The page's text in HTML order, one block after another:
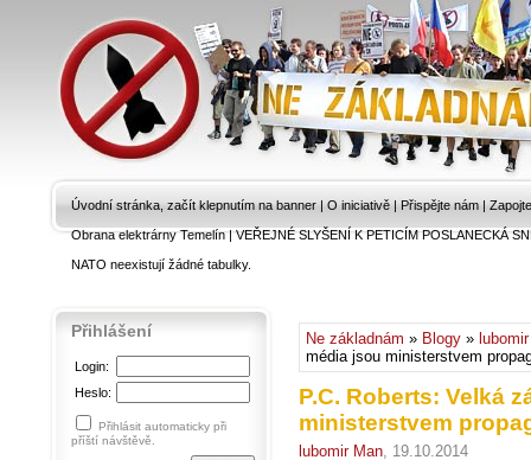
Úvodní stránka, začít klepnutím na banner | O iniciativě | Přispějte nám |
Obrana elektrárny Temelín|VEŘEJNÉ SLYŠENÍ K PETICÍM POSLANECKÁ
NATO neexistují žádné tabulky.
Ne základnám » Blogy »
média jsou ministerstvem
P.C. Roberts: Velká
ministerstvem
lubomir Man, 19.10.2014
Přihlášení
Login:
Heslo:
Přihlásit automaticky při
příští návštěvě.